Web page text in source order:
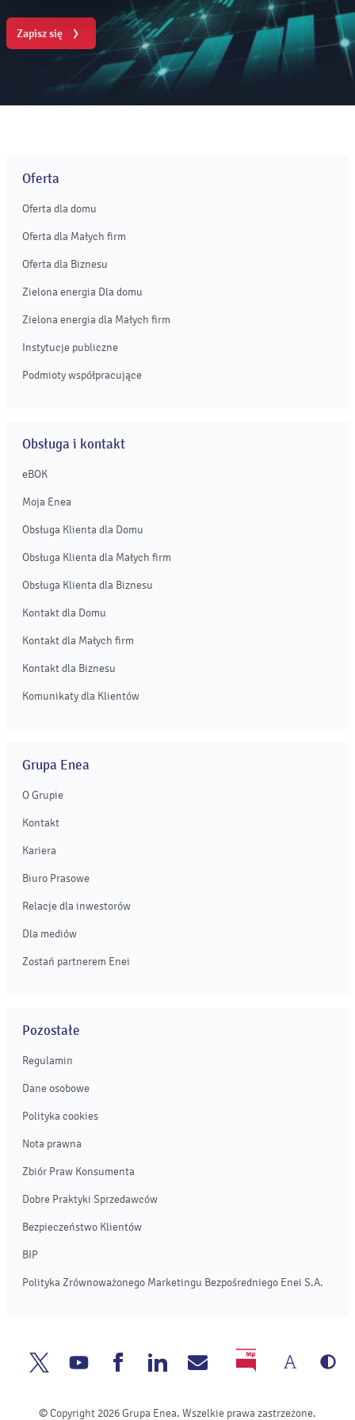
Zapisz się
Oferta
Oferta dla domu
Oferta dla Małych firm
Oferta dla Biznesu
Zielona energia Dla domu
Zielona energia dla Małych firm
Instytucje publiczne
Podmioty współpracujące
Obsługa i kontakt
eBOK
Moja Enea
Obsługa Klienta dla Domu
Obsługa Klienta dla Małych firm
Obsługa Klienta dla Biznesu
Kontakt dla Domu
Kontakt dla Małych firm
Kontakt dla Biznesu
Komunikaty dla Klientów
Grupa Enea
O Grupie
Kontakt
Kariera
Biuro Prasowe
Relacje dla inwestorów
Dla mediów
Zostań partnerem Enei
Pozostałe
Regulamin
Dane osobowe
Polityka cookies
Nota prawna
Zbiór Praw Konsumenta
Dobre Praktyki Sprzedawców
Bezpieczeństwo Klientów
BIP
Polityka Zrównoważonego Marketingu Bezpośredniego Enei S.A.
Enea Enea
Enea Enea NapiszBIP
Zmień
© Copyright 2026 Grupa Enea. Wszelkie prawa zastrzeżone.